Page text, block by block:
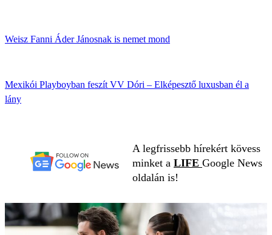
Weisz Fanni Áder Jánosnak is nemet mond
Mexikói Playboyban feszít VV Dóri – Elképesztő luxusban él a
lány
A legfrissebb hírekért kövess
minket a LIFE Google News
oldalán is!